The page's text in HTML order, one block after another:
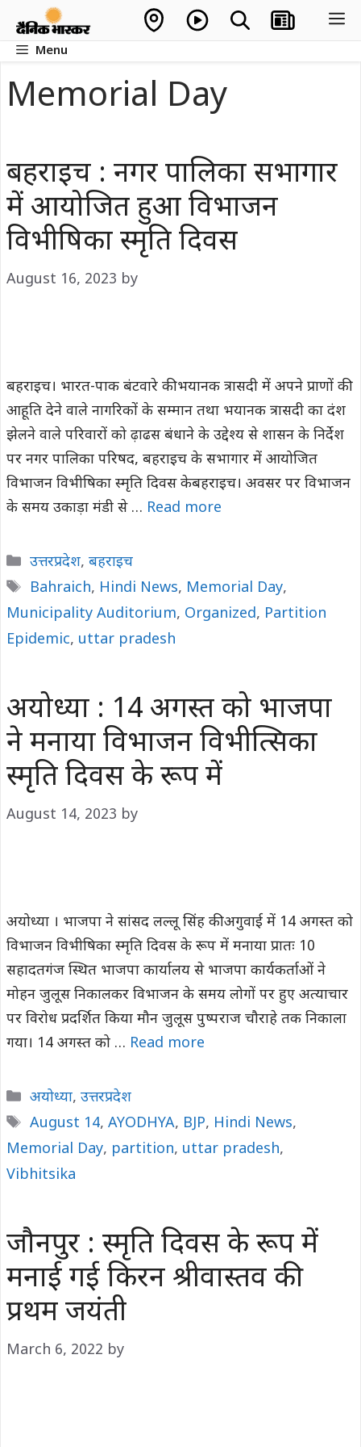
contentMenu
Memorial Day
बहराइच : नगर पालिका सभागार
में आयोजित हुआ विभाजन
विभीषिका स्मृति दिवस
August 16, 2023 by
बहराइच। भारत-पाक बंटवारे की भयानक त्रासदी में अपने प्राणों की
आहूति देने वाले नागरिकों के सम्मान तथा भयानक त्रासदी का दंश
झेलने वाले परिवारों को ढ़ाढस बंधाने के उद्देश्य से शासन के निर्देश
पर नगर पालिका परिषद, बहराइच के सभागार में आयोजित
विभाजन विभीषिका स्मृति दिवस केबहराइच। अवसर पर विभाजन
के समय उकाड़ा मंडी से … Read more
Categories
उत्तरप्रदेश, बहराइच
Tags
Bahraich, Hindi News, Memorial Day,
Municipality Auditorium, Organized, Partition
Epidemic, uttar pradesh
अयोध्या : 14 अगस्त को भाजपा
ने मनाया विभाजन विभीत्सिका
स्मृति दिवस के रूप में
August 14, 2023 by
अयोध्या । भाजपा ने सांसद लल्लू सिंह की अगुवाई में 14 अगस्त को
विभाजन विभीषिका स्मृति दिवस के रूप में मनाया प्रातः 10
सहादतगंज स्थित भाजपा कार्यालय से भाजपा कार्यकर्ताओं ने
मोहन जुलूस निकालकर विभाजन के समय लोगों पर हुए अत्याचार
पर विरोध प्रदर्शित किया मौन जुलूस पुष्पराज चौराहे तक निकाला
गया। 14 अगस्त को … Read more
Categories
अयोध्या, उत्तरप्रदेश
Tags
August 14, AYODHYA, BJP, Hindi News,
Memorial Day, partition, uttar pradesh,
Vibhitsika
जौनपुर : स्मृति दिवस के रूप में
मनाई गई किरन श्रीवास्तव की
प्रथम जयंती
March 6, 2022 by